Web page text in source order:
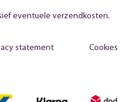
eventuele verzendkosten.
statement Cookies